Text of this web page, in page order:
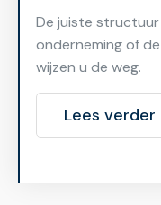
De juiste
onderneming of
wijzen u de weg.
Lees verder